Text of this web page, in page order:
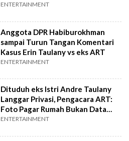
ENTERTAINMENT
Anggota DPR Habiburokhman
sampai Turun Tangan Komentari
Kasus Erin Taulany vs eks ART
ENTERTAINMENT
Dituduh eks Istri Andre Taulany
Langgar Privasi, Pengacara ART:
Foto Pagar Rumah Bukan Data
Pribadi
ENTERTAINMENT